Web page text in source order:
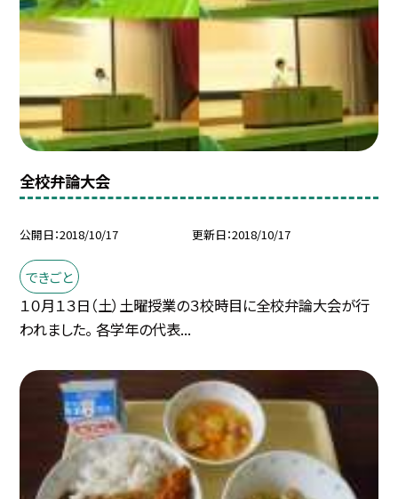
全校弁論大会
公開日 2018/10/17 更新日 2018/10/17
できごと
１０月１３日（土）土曜授業の３校時目に全校弁論大会が行
われました。 各学年の代表...